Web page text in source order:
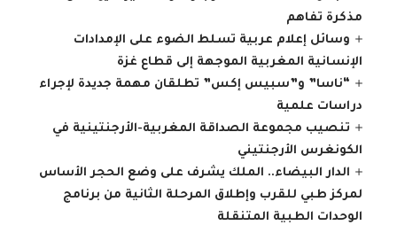
مذكرة تفاهم
وسائل إعلام عربية تسلط الضوء على الإمدادات
الإنسانية المغربية الموجهة إلى قطاع غزة
“ناسا” و”سبيس إكس” تطلقان مهمة جديدة لإجراء
دراسات علمية
تنصيب مجموعة الصداقة المغربية-الأرجنتينية في
الكونغرس الأرجنتيني
الدار البيضاء.. الملك يشرف على وضع الحجر الأساس
لمركز طبي للقرب وإطلاق المرحلة الثانية من برنامج
الوحدات الطبية المتنقلة